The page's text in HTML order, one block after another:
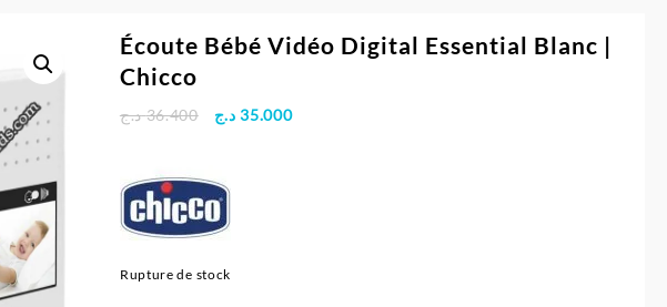
Écoute Bébé Vidéo Digital Essential Blanc |
Chicco
36.400 د.ج
Le
était :
35.000 د.ج
Le
Rupture de stock